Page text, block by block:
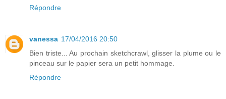
Répondre
vanessa 17/04/2016 20:50
Bien triste... Au prochain sketchcrawl, glisser la plume ou le
pinceau sur le papier sera un petit hommage.
Répondre